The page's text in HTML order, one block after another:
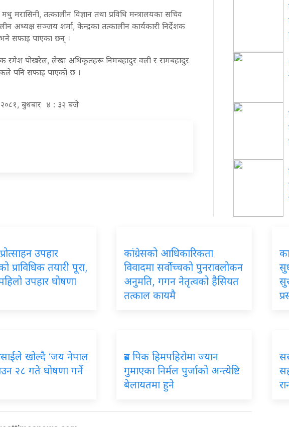
मरासिनी, तत्कालीन विज्ञान तथा प्रविधि मन्त्रालयका सचिव
अध्यक्ष सञ्जय शर्मा, केन्द्रका तत्कालीन कार्यकारी निर्देशक
भने सफाइ पाएका छन् ।
रमेश पोखरेल, लेखा अधिकृतहरू निमबहादुर वली र रामबहादुर
पनि सफाइ पाएको छ ।
२०८१, बुधबार ४ : ३२ बजे
उपहार
प्राविधिक तयारी पूरा,
उपहार घोषणा
कांग्रेसको आधिकारिकता
विवादमा सर्वोच्चको पुनरावलोकन
अनुमति, गगन नेतृत्वको हैसियत
तत्काल कायमै
खोल्दै ‘जय नेपाल
२८ गते घोषणा गर्ने
ब्रड पिक हिमपहिरोमा ज्यान
गुमाएका निर्मल पुर्जाको अन्त्येष्टि
बेलायतमा हुने